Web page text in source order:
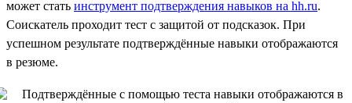
может стать инструмент подтверждения навыков на hh.ru.
Соискатель проходит тест с защитой от подсказок. При
успешном результате подтверждённые навыки отображаются
в резюме.